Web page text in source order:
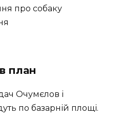
про собаку
план
Очумєлов і
по базарній площі.